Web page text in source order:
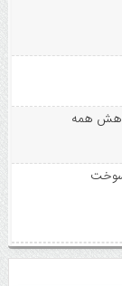
۱۸مرداد/ کاهش همه
سوخت